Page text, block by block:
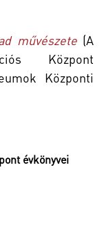
művészete(A
Központ
Központi
évkönyvei